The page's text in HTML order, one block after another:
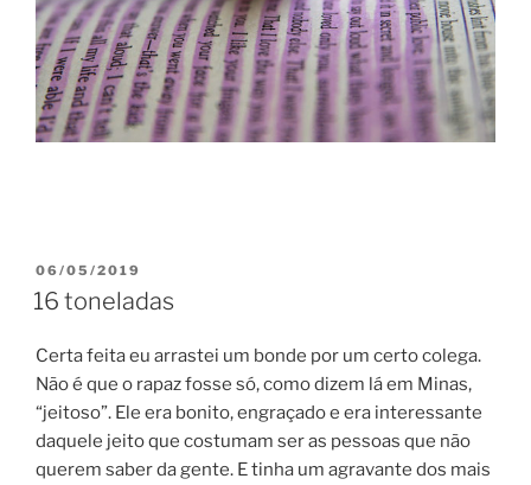
POSTED
ON
06/05/2019
16 toneladas
Certa feita eu arrastei um bonde por um certo colega.
Não é que o rapaz fosse só, como dizem lá em Minas,
“jeitoso”. Ele era bonito, engraçado e era interessante
daquele jeito que costumam ser as pessoas que não
querem saber da gente. E tinha um agravante dos mais